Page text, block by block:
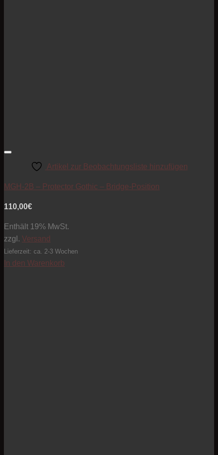
Artikel zur Beobachtungsliste hinzufügen
MGH-2B – Protector Gothic – Bridge-Position
110,00€
Enthält 19% MwSt.
zzgl. Versand
Lieferzeit: ca. 2-3 Wochen
In den Warenkorb